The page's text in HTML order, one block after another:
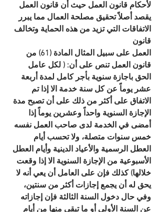
لأحكام قانون العمل حيث أن قانون العمل
يقصد أصلاً تحقيق مصلحة العمال مما يبرر
الاتفاقات التي تزيد من هذه الحماية وتخالف
قانون
العمل على سبيل المثال المادة (61) من
قانون العمل تنص على أن: ( لكل عامل
الحق باجازة سنوية بأجر كامل لمدة أربعة
عشر يوماً عن كل سنة خدمة الا إذا تم
الاتفاق على أكثر من ذلك على أن تصبح مدة
الإجازة السنوية واحداً وعشرين يوماً إذا
أمضى في الخدمة لدى صاحب العمل نفسه
خمس سنوات متصلة، ولا تحسب أيام
العطل الرسمية والأعياد الدينية وأيام العطل
الأسبوعية من الإجازة السنوية الا إذا وقعت
خلالها) كذلك فإن على العامل أن يعي أنه لا
يحق له أن يجمع إجازات أكثر من سنتين،
وفي حال دخول السنة الثالثة فإن إجازاته
عن السنة الأولى أو ما تبقى منها من أيام